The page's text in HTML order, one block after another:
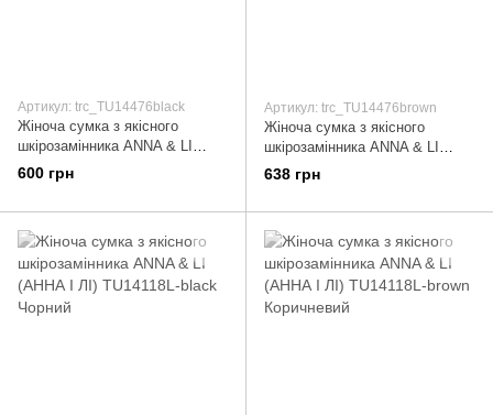
Артикул: trc_TU14476black
Жіноча сумка з якісного
шкірозамінника ANNA & LI
(АННА І ЛІ) TU14476-black
Чорний
600 грн
Артикул: trc_TU14476brown
Жіноча сумка з якісного
шкірозамінника ANNA & LI
(АННА І ЛІ) TU14476-brown
Коричневий
638 грн